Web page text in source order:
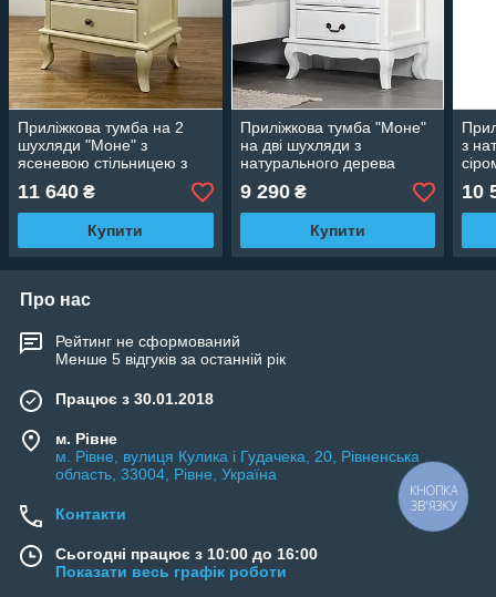
Приліжкова тумба на 2
шухляди "Моне" з
ясеневою стільницею з
натурального дерева клен
11 640 ₴
Купити
Приліжкова тумба "Моне"
на дві шухляди з
натурального дерева
9 290₴
Купити
з
10
Про нас
Рейтинг не сформований
Менше 5 відгуків за останній рік
Працює з 30.01.2018
м. Рівне
м. Рівне, вулиця Кулика і Гудачека, 20, Рівненська
область, 33004, Рівне, Україна
Контакти
Сьогодні працює з 10:00 до 16:00
Показати весь графік роботи
КНОПКА
ЗВ'ЯЗКУ